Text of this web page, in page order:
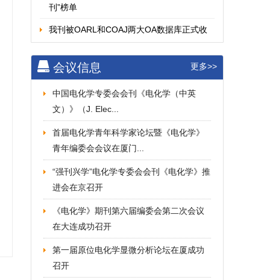
刊”榜单
我刊被OARL和COAJ两大OA数据库正式收
录！
第六届电化学期刊优秀论文奖评奖结果
J. Electrochem.首次进入SJR期刊排名Q1...
对电化学专委会会刊J. Electrochem.的贡献
将...
《电化学（中英文）》入选《科技期刊世界
影响力指数（WJC...
《电化学（中英文）》入选2024年“中国国际
会议信息 更多>>
中国电化学专委会会刊《电化学（中英
文）》（J. Elec...
首届电化学青年科学家论坛暨《电化学》
青年编委会会议在厦门...
“强刊兴学”电化学专委会会刊《电化学》推
进会在京召开
《电化学》期刊第六届编委会第二次会议
在大连成功召开
第一届原位电化学显微分析论坛在厦成功
召开